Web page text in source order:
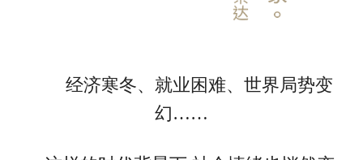
经济寒冬、就业困难、世界局势变
幻……